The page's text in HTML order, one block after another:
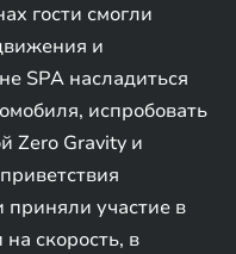
гости смогли
и
SPA насладиться
испробовать
Zero Gravity и
приняли участие в
скорость, в